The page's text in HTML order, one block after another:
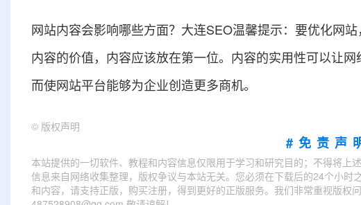
网站内容会影响哪些方面？大连SEO温馨提示：要优化网
内容的价值，内容应该放在第一位。内容的实用性可以让
而使网站平台能够为企业创造更多商机。
© 版权声明
#免责声
本站提供的一切软件、教程和内容信息仅限用于学习和研究目的；不得将
信息来自网络收集整理，版权争议与本站无关。您必须在下载后的24个小
和内容，请支持正版，购买注册，得到更好的正版服务。我们非常重视版权